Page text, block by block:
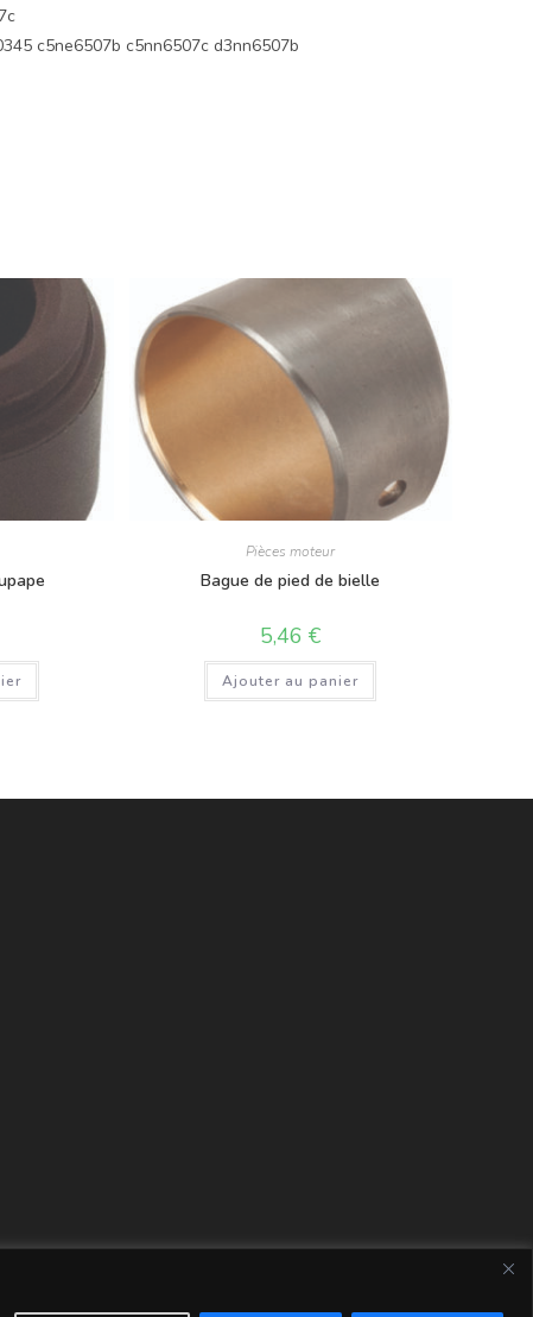
c5ne6507b c5nn6507c d3nn6507b
Pièces moteur
Bague de pied de bielle
5,46€
Ajouter au panier